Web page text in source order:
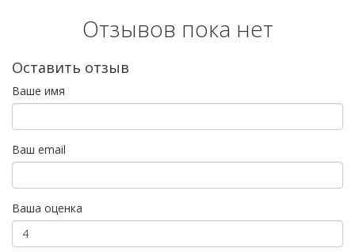
Отзывов пока нет
Оставить отзыв
Ваше имя
Ваш email
Ваша оценка